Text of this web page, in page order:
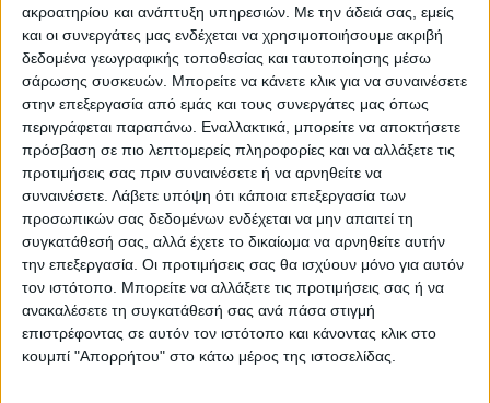
ακροατηρίου και ανάπτυξη υπηρεσιών. Με την άδειά σας, εμείς
και οι συνεργάτες μας ενδέχεται να χρησιμοποιήσουμε ακριβή
δεδομένα γεωγραφικής τοποθεσίας και ταυτοποίησης μέσω
σάρωσης συσκευών. Μπορείτε να κάνετε κλικ για να συναινέσετε
στην επεξεργασία από εμάς και τους συνεργάτες μας όπως
περιγράφεται παραπάνω. Εναλλακτικά, μπορείτε να αποκτήσετε
πρόσβαση σε πιο λεπτομερείς πληροφορίες και να αλλάξετε τις
προτιμήσεις σας πριν συναινέσετε ή να αρνηθείτε να
συναινέσετε. Λάβετε υπόψη ότι κάποια επεξεργασία των
προσωπικών σας δεδομένων ενδέχεται να μην απαιτεί τη
συγκατάθεσή σας, αλλά έχετε το δικαίωμα να αρνηθείτε αυτήν
την επεξεργασία. Οι προτιμήσεις σας θα ισχύουν μόνο για αυτόν
τον ιστότοπο. Μπορείτε να αλλάξετε τις προτιμήσεις σας ή να
ανακαλέσετε τη συγκατάθεσή σας ανά πάσα στιγμή
επιστρέφοντας σε αυτόν τον ιστότοπο και κάνοντας κλικ στο
κουμπί "Απορρήτου" στο κάτω μέρος της ιστοσελίδας.
Προς το παρόν πάντως την πίτα αυτή την
τρώνε αγρότες άλλων νομών, κατέληξε
Τελευταίες Ειδήσεις Σήμερα
Ακολούθησε την εφημερίδα ΝΕΟΣ
ΑΓΩΝ στο Google News!
Όλες οι εξελίξεις στην περιοχή της
Καρδίτσας και ευρύτερα της Θεσσαλίας
ΠΡΟΗΓΟΥΜΕΝΟ ΑΡΘΡΟ ΕΠΟΜΕΝΟ ΑΡΘΡΟ